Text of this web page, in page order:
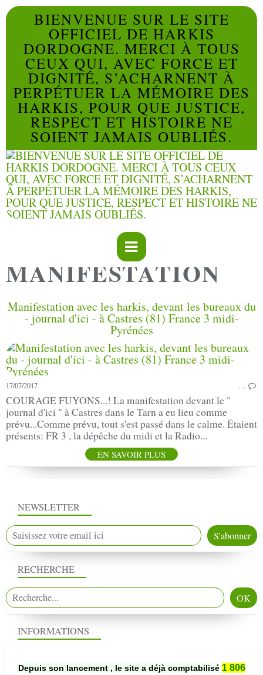
BIENVENUE SUR LE SITE
OFFICIEL DE HARKIS
DORDOGNE. MERCI À TOUS
CEUX QUI, AVEC FORCE ET
DIGNITÉ, S’ACHARNENT À
PERPÉTUER LA MÉMOIRE DES
HARKIS, POUR QUE JUSTICE,
RESPECT ET HISTOIRE NE
SOIENT JAMAIS OUBLIÉS.
MANIFESTATION
Manifestation avec les harkis, devant les bureaux du
- journal d'ici - à Castres (81) France 3 midi-
Pyrénées
17/07/2017 …
COURAGE FUYONS...! La manifestation devant le "
journal d'ici " à Castres dans le Tarn a eu lieu comme
prévu...Comme prévu, tout s'est passé dans le calme. Étaient
présents: FR 3 , la dépêche du midi et la Radio...
EN SAVOIR PLUS
NEWSLETTER
RECHERCHE
INFORMATIONS
Depuis son lancement , le site a déjà comptabilisé 1 806